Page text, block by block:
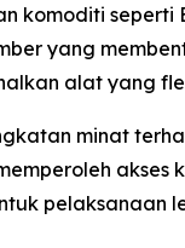
komoditi seperti
yang
alat yang
minat
pelaksanaan